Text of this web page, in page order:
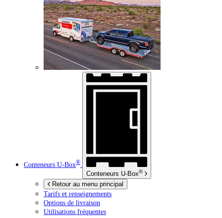
Conteneurs U-Box®
Conteneurs U-Box®
Retour au menu principal
Tarifs et renseignements
Options de livraison
Utilisations fréquentes